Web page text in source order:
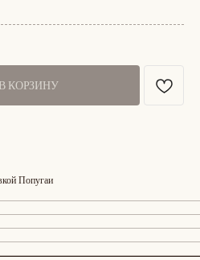
КОРЗИНУ
Попугаи